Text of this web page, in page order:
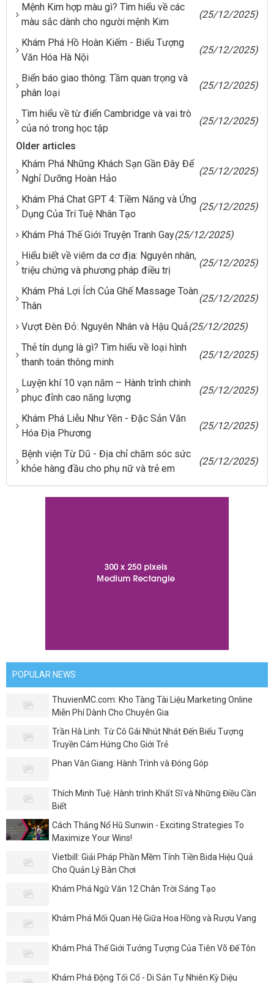
Mệnh Kim hợp màu gì? Tìm hiểu về các
màu sắc dành cho người mệnh Kim
(25/12/2025)
Khám Phá Hồ Hoàn Kiếm - Biểu Tượng
Văn Hóa Hà Nội
(25/12/2025)
Biển báo giao thông: Tầm quan trọng và
phân loại
(25/12/2025)
Tìm hiểu về từ điển Cambridge và vai trò
của nó trong học tập
(25/12/2025)
Older articles
Khám Phá Những Khách Sạn Gần Đây Để
Nghỉ Dưỡng Hoàn Hảo
(25/12/2025)
Khám Phá Chat GPT 4: Tiềm Năng và Ứng
Dụng Của Trí Tuệ Nhân Tạo
(25/12/2025)
Khám Phá Thế Giới Truyện Tranh Gay(25/12/2025)
Hiểu biết về viêm da cơ địa: Nguyên nhân,
triệu chứng và phương pháp điều trị
(25/12/2025)
Khám Phá Lợi Ích Của Ghế Massage Toàn
Thân
(25/12/2025)
Vượt Đèn Đỏ: Nguyên Nhân và Hậu Quả(25/12/2025)
Thẻ tín dụng là gì? Tìm hiểu về loại hình
thanh toán thông minh
(25/12/2025)
Luyện khí 10 vạn năm – Hành trình chinh
phục đỉnh cao năng lượng
(25/12/2025)
Khám Phá Liễu Như Yên - Đặc Sản Văn
Hóa Địa Phương
(25/12/2025)
Bệnh viện Từ Dũ - Địa chỉ chăm sóc sức
khỏe hàng đầu cho phụ nữ và trẻ em
(25/12/2025)
POPULAR NEWS
ThuvienMC.com: Kho Tàng Tài Liệu Marketing Online
Miễn Phí Dành Cho Chuyên Gia
Trần Hà Linh: Từ Cô Gái Nhút Nhát Đến Biểu Tượng
Truyền Cảm Hứng Cho Giới Trẻ
Phan Văn Giang: Hành Trình và Đóng Góp
Thích Minh Tuệ: Hành trình Khất Sĩ và Những Điều Cần
Biết
Cách Thắng Nổ Hũ Sunwin - Exciting Strategies To
Maximize Your Wins!
Vietbill: Giải Pháp Phần Mềm Tính Tiền Bida Hiệu Quả
Cho Quản Lý Bàn Chơi
Khám Phá Ngữ Văn 12 Chân Trời Sáng Tạo
Khám Phá Mối Quan Hệ Giữa Hoa Hồng và Rượu Vang
Khám Phá Thế Giới Tưởng Tượng Của Tiên Võ Đế Tôn
Khám Phá Động Tối Cổ - Di Sản Tự Nhiên Kỳ Diệu